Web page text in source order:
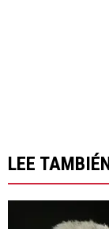
LEE